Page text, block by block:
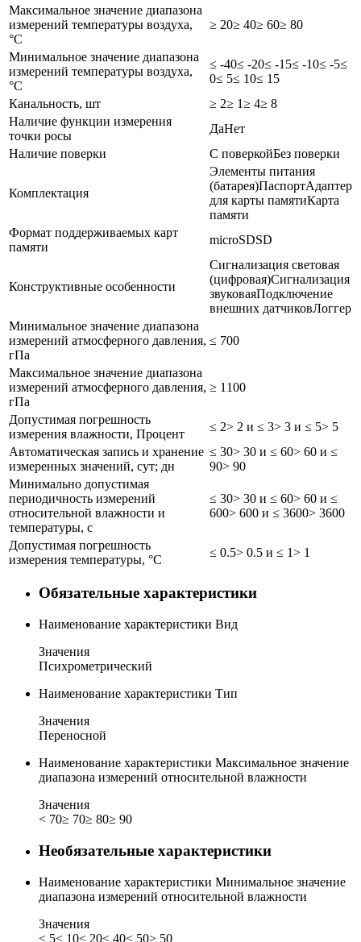
Максимальное значение диапазона
измерений температуры воздуха,
°C
≥ 20≥ 40≥ 60≥ 80
Минимальное значение диапазона
измерений температуры воздуха,
°C
≤ -40≤ -20≤ -15≤ -10≤ -5≤
0≤ 5≤ 10≤ 15
Канальность, шт
≥ 2≥ 1≥ 4≥ 8
Наличие функции измерения
точки росы
ДаНет
Наличие поверки
С поверкойБез поверки
Комплектация
Элементы питания
(батарея)ПаспортАдаптер
для карты памятиКарта
памяти
Формат поддерживаемых карт
памяти
microSDSD
Конструктивные особенности
Сигнализация световая
(цифровая)Сигнализация
звуковаяПодключение
внешних датчиковЛоггер
Минимальное значение диапазона
измерений атмосферного давления,
гПа
≤ 700
Максимальное значение диапазона
измерений атмосферного давления,
гПа
≥ 1100
Допустимая погрешность
измерения влажности, Процент
≤ 2> 2 и ≤ 3> 3 и ≤ 5> 5
Автоматическая запись и хранение
измеренных значений, сут; дн
≤ 30> 30 и ≤ 60> 60 и ≤
90> 90
Минимально допустимая
периодичность измерений
относительной влажности и
температуры, с
≤ 30> 30 и ≤ 60> 60 и ≤
600> 600 и ≤ 3600> 3600
Допустимая погрешность
измерения температуры, °C
≤ 0.5> 0.5 и ≤ 1> 1
Обязательные характеристики
Наименование характеристики Вид
Значения
Психрометрический
Наименование характеристики Тип
Значения
Переносной
Наименование характеристики Максимальное значение
диапазона измерений относительной влажности
Значения
< 70≥ 70≥ 80≥ 90
Необязательные характеристики
Наименование характеристики Минимальное значение
диапазона измерений относительной влажности
Значения
≤ 5≤ 10≤ 20≤ 40≤ 50> 50